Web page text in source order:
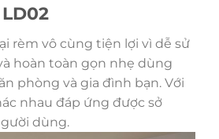
rèm vô cùng tiện lợi vì dễ sử
hoàn toàn gọn nhẹ dùng
phòng và gia đình bạn. Với
nhau đáp ứng được sở
dùng.